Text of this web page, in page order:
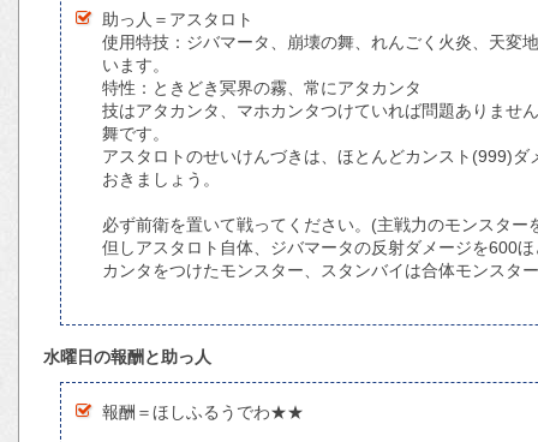
助っ人＝アスタロト
使用特技：ジバマータ、崩壊の舞、れんごく火炎、天変
います。
特性：ときどき冥界の霧、常にアタカンタ
技はアタカンタ、マホカンタつけていれば問題ありませ
舞です。
アスタロトのせいけんづきは、ほとんどカンスト(999)
おきましょう。
必ず前衛を置いて戦ってください。(主戦力のモンスター
但しアスタロト自体、ジバマータの反射ダメージを600
カンタをつけたモンスター、スタンバイは合体モンスタ
水曜日の報酬と助っ人
報酬＝ほしふるうでわ★★